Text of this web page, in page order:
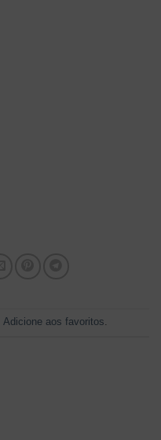
Adicione aos favoritos.